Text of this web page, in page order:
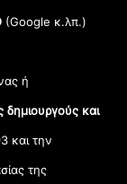
(Google κ.λπ.)
ή
δημιουργούς και
και την
της